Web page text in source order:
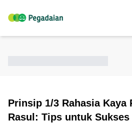
Prinsip 1/3 Rahasia Kaya
Rasul: Tips untuk Sukses